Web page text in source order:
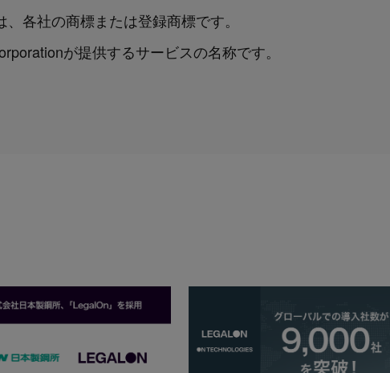
各社の商標または登録商標です。
が提供するサービスの名称です。